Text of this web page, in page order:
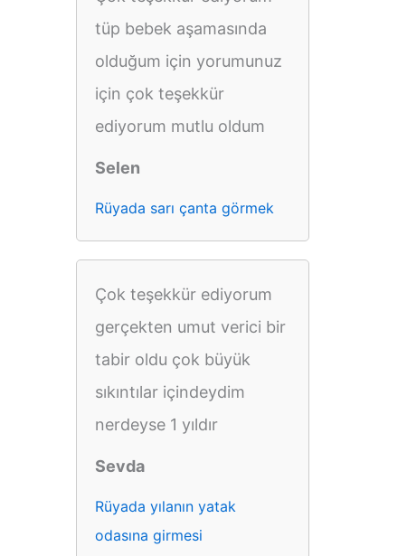
tüp bebek aşamasında
olduğum için yorumunuz
için çok teşekkür
ediyorum mutlu oldum
Selen
Rüyada sarı çanta görmek
Çok teşekkür ediyorum
gerçekten umut verici bir
tabir oldu çok büyük
sıkıntılar içindeydim
nerdeyse 1 yıldır
Sevda
Rüyada yılanın yatak
odasına girmesi